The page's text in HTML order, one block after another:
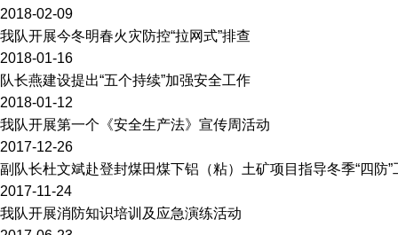
2018-02-09
我队开展今冬明春火灾防控“拉网式”排查
2018-01-16
队长燕建设提出“五个持续”加强安全工作
2018-01-12
我队开展第一个《安全生产法》宣传周活动
2017-12-26
副队长杜文斌赴登封煤田煤下铝（粘）土矿项目指导冬季“四防”
2017-11-24
我队开展消防知识培训及应急演练活动